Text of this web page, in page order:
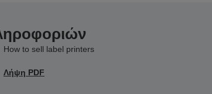
How to sell label printers
Λήψη PDF